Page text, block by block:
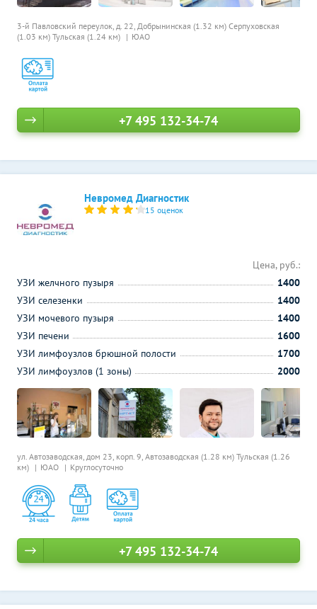
3-й Павловский переулок, д. 22, Добрынинская (1.32 км) Серпуховская
(1.03 км) Тульская (1.24 км) ЮАО
+7 495 132-34-74
Невромед Диагностик
15 оценок
ул. Автозаводская, дом 23, корп. 9, Автозаводская (1.28 км) Тульская (1.26
км)
ЮАО Круглосуточно
Цена, руб.:
УЗИ желчного пузыря
1400
УЗИ селезенки
1400
УЗИ мочевого пузыря
1400
УЗИ печени
1600
УЗИ лимфоузлов брюшной полости
1700
УЗИ лимфоузлов (1 зоны)
2000
+7 495 132-34-74